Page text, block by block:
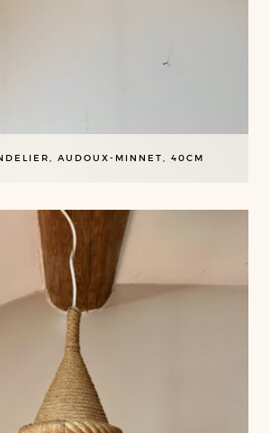
AUDOUX-MINNET, 40CM